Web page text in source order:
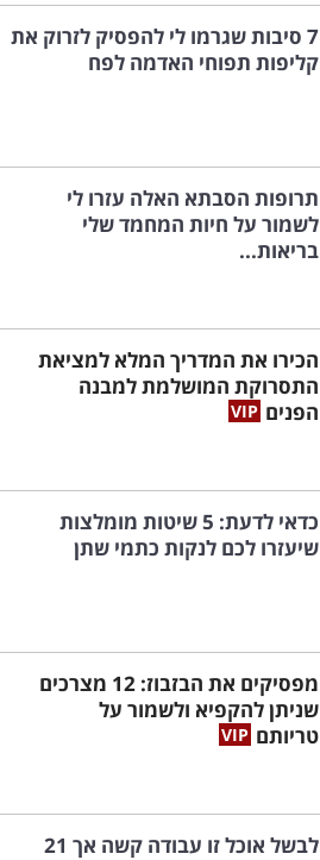
7 סיבות שגרמו לי להפסיק לזרוק את
קליפות תפוחי האדמה לפח
תרופות הסבתא האלה עזרו לי
לשמור על חיות המחמד שלי
בריאות...
הכירו את המדריך המלא למציאת
התסרוקת המושלמת למבנה
הפנים
כדאי לדעת: 5 שיטות מומלצות
שיעזרו לכם לנקות כתמי שתן
מפסיקים את הבזבוז: 12 מצרכים
שניתן להקפיא ולשמור על
טריותם
לבשל אוכל זו עבודה קשה אך 21